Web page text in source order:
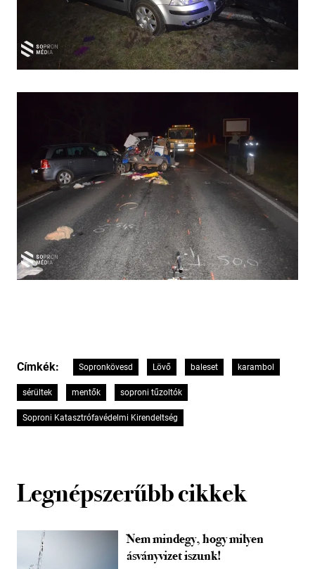
Címkék: Sopronkövesd Lövő baleset karambol
sérültek mentők soproni tűzoltók
Soproni Katasztrófavédelmi Kirendeltség
Legnépszerűbb cikkek
Nem mindegy, hogy milyen
ásványvizet iszunk!